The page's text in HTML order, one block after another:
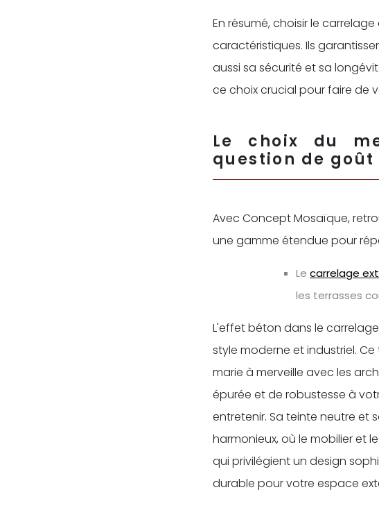
En résumé, choisir le
caractéristiques. Ils
aussi sa sécurité et sa
ce choix crucial pour faire de
Le choix du
question de goût
Avec Concept Mosaïque,
une gamme étendue pour
Le carrelage
les terrasses
L'effet béton dans le
style moderne et industriel.
marie à merveille avec les
épurée et de robustesse à
entretenir. Sa teinte neutre et
harmonieux, où le mobilier et
qui privilégient un design
durable pour votre espace